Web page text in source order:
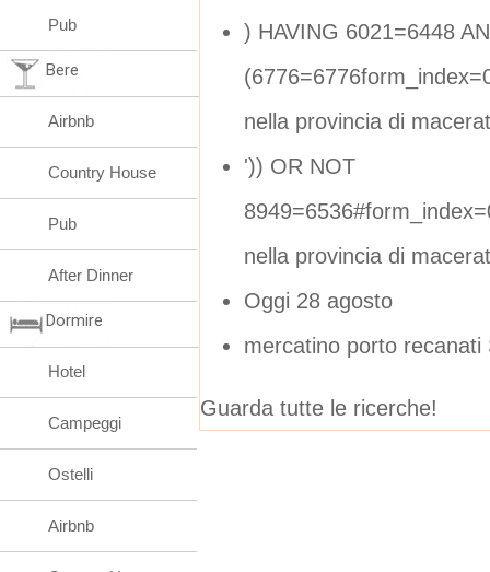
) HAVING 6021=6448
nella provincia di
')) OR NOT
nella provincia di
Oggi 28 agosto
mercatino porto recanati
Guarda tutte le ricerche!
Pub
Bere
Airbnb
Country House
Pub
After Dinner
Dormire
Hotel
Campeggi
Ostelli
Airbnb